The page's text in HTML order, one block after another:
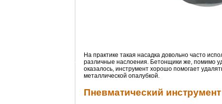
На практике такая насадка довольно часто
различные наслоения. Бетонщики же, помимо
оказалось, инструмент хорошо помогает
металлической опалубкой.
Пневматический